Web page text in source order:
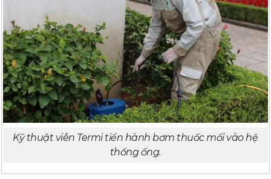
Kỹ thuật viên Termi tiến hành bơm thuốc mối vào hệ
thống ống.